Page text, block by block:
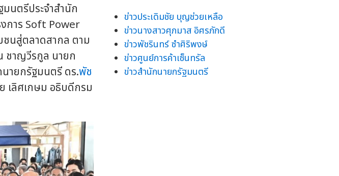
มนตรีประจำสำนัก
การ Soft Power
นสู่ตลาดสากล ตาม
ชาญวีรกูล นายก
ายกรัฐมนตรี ดร.พัช
เลิศเกษม อธิบดีกรม
ข่าวประเดิมชัย บุญช่วยเหลือ
ข่าวนางสาวศุภมาส อิศรภักดี
ข่าวพัชรินทร์ ซำศิริพงษ์
ข่าวศูนย์การค้าเซ็นทรัล
ข่าวสำนักนายกรัฐมนตรี